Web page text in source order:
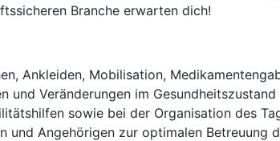
Branche erwarten dich!
Ankleiden, Mobilisation,
und Veränderungen im
sowie bei der Organisation des
und Angehörigen zur optimalen Betreuung